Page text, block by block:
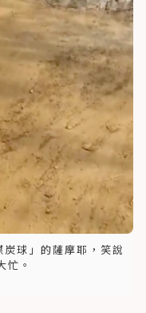
球」的薩摩耶，笑說
。